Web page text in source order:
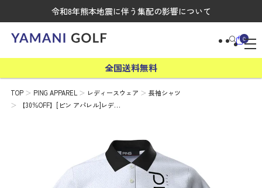
令和8年熊本地震に伴う集配の影響について
0
全国送料無料
TOP PING APPAREL レディースウェア
長袖シャツ
【30％OFF】[ピン アパレル]レデ…